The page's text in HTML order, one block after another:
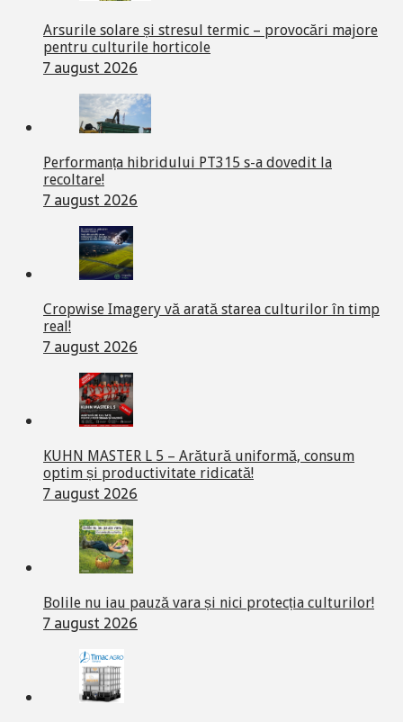
Arsurile solare și stresul termic – provocări majore
pentru culturile horticole
7 august 2026
Performanța hibridului PT315 s-a dovedit la
recoltare!
7 august 2026
Cropwise Imagery vă arată starea culturilor în timp
real!
7 august 2026
KUHN MASTER L 5 – Arătură uniformă, consum
optim și productivitate ridicată!
7 august 2026
Bolile nu iau pauză vara și nici protecția culturilor!
7 august 2026